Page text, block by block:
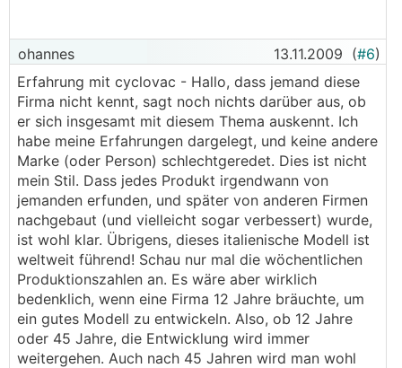
ohannes 13.11.2009 (#6)
Erfahrung mit cyclovac - Hallo, dass jemand diese
Firma nicht kennt, sagt noch nichts darüber aus, ob
er sich insgesamt mit diesem Thema auskennt. Ich
habe meine Erfahrungen dargelegt, und keine andere
Marke (oder Person) schlechtgeredet. Dies ist nicht
mein Stil. Dass jedes Produkt irgendwann von
jemanden erfunden, und später von anderen Firmen
nachgebaut (und vielleicht sogar verbessert) wurde,
ist wohl klar. Übrigens, dieses italienische Modell ist
weltweit führend! Schau nur mal die wöchentlichen
Produktionszahlen an. Es wäre aber wirklich
bedenklich, wenn eine Firma 12 Jahre bräuchte, um
ein gutes Modell zu entwickeln. Also, ob 12 Jahre
oder 45 Jahre, die Entwicklung wird immer
weitergehen. Auch nach 45 Jahren wird man wohl